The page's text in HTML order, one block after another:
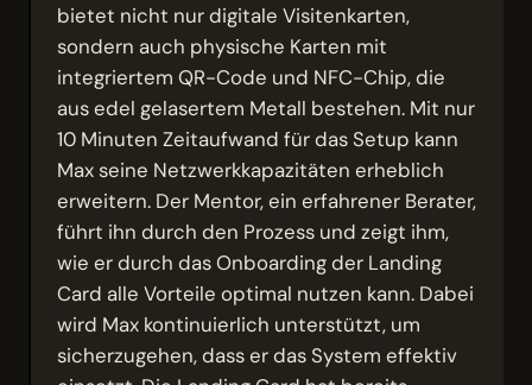
bietet nicht nur digitale Visitenkarten,
sondern auch physische Karten mit
integriertem QR-Code und NFC-Chip, die
aus edel gelasertem Metall bestehen. Mit nur
10 Minuten Zeitaufwand für das Setup kann
Max seine Netzwerkkapazitäten erheblich
erweitern. Der Mentor, ein erfahrener Berater,
führt ihn durch den Prozess und zeigt ihm,
wie er durch das Onboarding der Landing
Card alle Vorteile optimal nutzen kann. Dabei
wird Max kontinuierlich unterstützt, um
sicherzugehen, dass er das System effektiv